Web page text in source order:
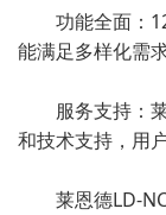
功能全面：12
能满足多样化需
服务支持：莱
和技术支持，用
莱恩德LD-